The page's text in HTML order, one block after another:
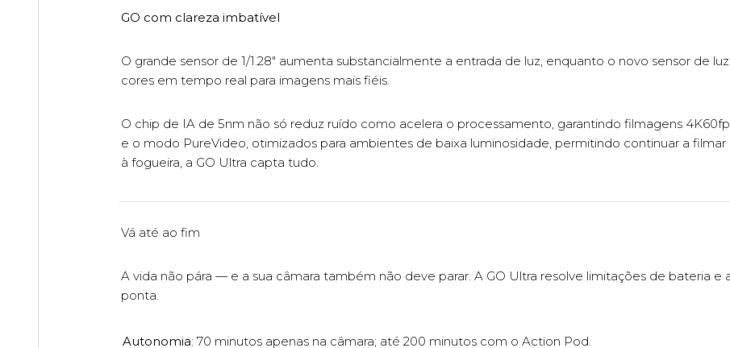
GO com clareza imbatível
O grande sensor de 1/1.28" aumenta substancialmente a entrada de luz, enquanto o novo sensor de
cores em tempo real para imagens mais fiéis.
O chip de IA de 5nm não só reduz ruído como acelera o processamento, garantindo filmagens
e o modo PureVideo, otimizados para ambientes de baixa luminosidade, permitindo continuar a
à fogueira, a GO Ultra capta tudo.
Vá até ao fim
A vida não pára — e a sua câmara também não deve parar. A GO Ultra resolve limitações de bateria
ponta.
Autonomia: 70 minutos apenas na câmara; até 200 minutos com o Action Pod.